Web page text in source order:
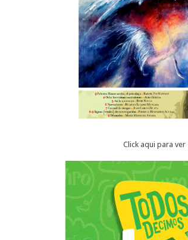
Click aqui para ver